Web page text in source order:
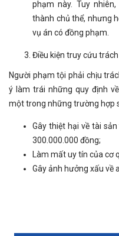
phạm này. Tuy
thành chủ thể, nhưng
vụ án có đồng phạm.
Điều kiện truy cứu
Người phạm tội phải chịu
ý làm trái những quy định
một trong những trường hợp
Gây thiệt hại về tài
300.000.000 đồng;
Làm mất uy tín của cơ
Gây ảnh hưởng xấu về